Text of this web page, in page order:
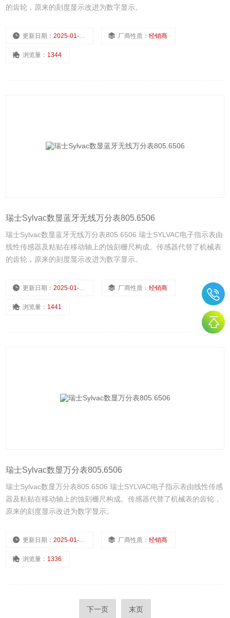
的齿轮，原来的刻度显示改进为数字显示。
更新日期：2025-01-14 厂商性质：经销商
浏览量： 1344
瑞士Sylvac数显蓝牙无线万分表805.6506
瑞士Sylvac数显蓝牙无线万分表805.6506 瑞士SYLVAC电子指示表由
线性传感器及粘贴在移动轴上的蚀刻栅尺构成。传感器代替了机械表
的齿轮，原来的刻度显示改进为数字显示。
更新日期：2025-01-14 厂商性质：经销商
浏览量： 1441
瑞士Sylvac数显万分表805.6506
瑞士Sylvac数显万分表805.6506 瑞士SYLVAC电子指示表由线性传感
器及粘贴在移动轴上的蚀刻栅尺构成。传感器代替了机械表的齿轮，
原来的刻度显示改进为数字显示。
更新日期：2025-01-13 厂商性质：经销商
浏览量： 1336
下一页 末页